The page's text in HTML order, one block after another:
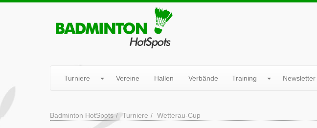
Turniere Vereine Hallen Verbände Training Newsletter
Badminton HotSpots Turniere Wetterau-Cup